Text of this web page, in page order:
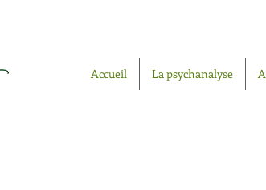
Accueil La psychanalyse